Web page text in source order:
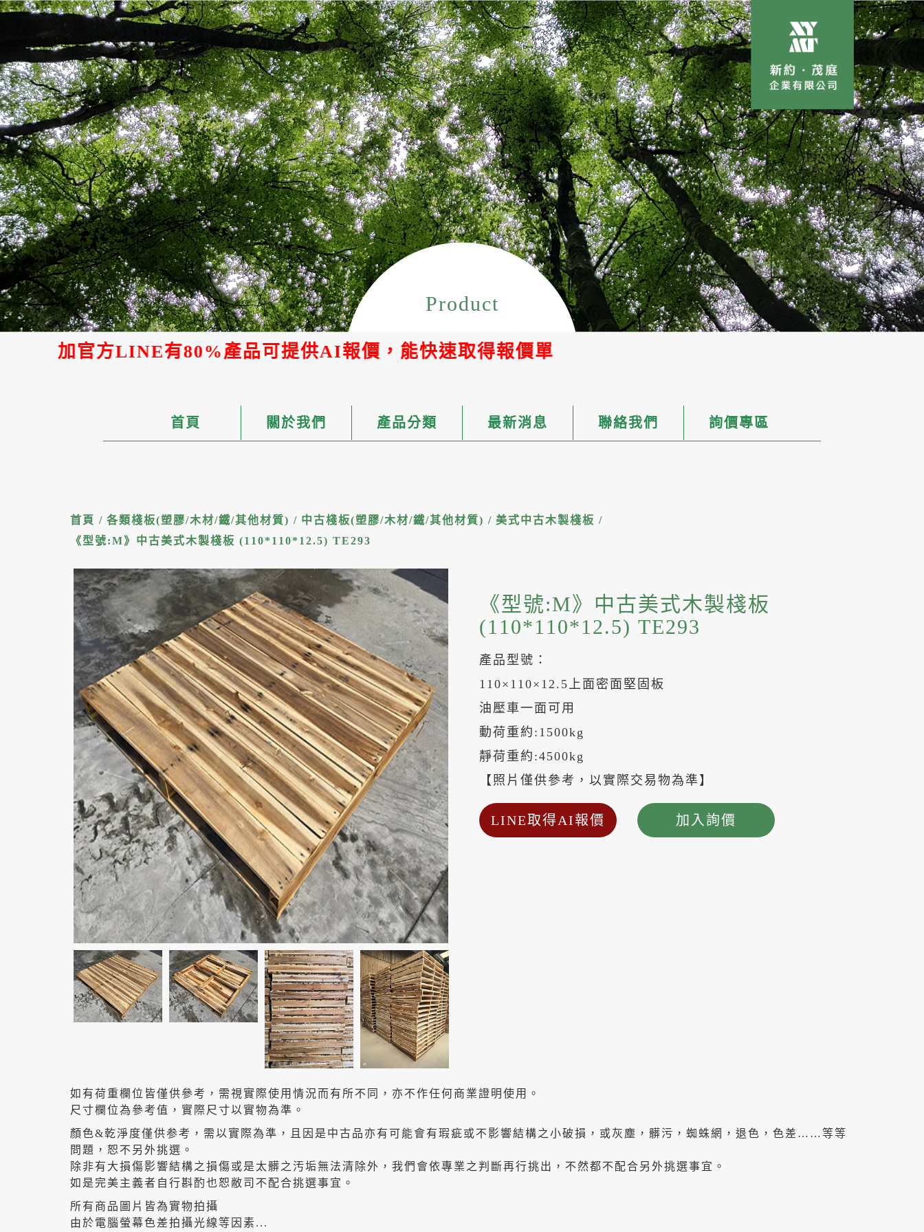
Product
產品可提供AI報價，能快速取得報價單
首頁 關於我們 產品分類 最新消息 聯絡我們 詢價專區
首頁 / 各類棧板(塑膠/木材/鐵/其他材質) / 中古棧板(塑膠/木材/鐵/其他材質) / 美式中古木製棧板 /
《型號:M》中古美式木製棧板 (110*110*12.5) TE293
《型號:M》中古美式木製棧板
(110*110*12.5) TE293
產品型號：
110×110×12.5上面密面堅固板
油壓車一面可用
動荷重約:1500kg
靜荷重約:4500kg
【照片僅供參考，以實際交易物為準】
LINE取得AI報價 加入詢價
如有荷重欄位皆僅供參考，需視實際使用情況而有所不同，亦不作任何商業證明使用。
尺寸欄位為參考值，實際尺寸以實物為準。
顏色&乾淨度僅供参考，需以實際為準，且因是中古品亦有可能會有瑕疵或不影響結構之小破損，或灰塵，髒污，蜘蛛網，退色，色差……等等
問題，恕不另外挑選。
除非有大損傷影響結構之損傷或是太髒之汚垢無法清除外，我們會依專業之判斷再行挑出，不然都不配合另外挑選事宜。
如是完美主義者自行斟酌也恕敝司不配合挑選事宜。
所有商品圖片皆為實物拍攝
由於電腦螢幕色差拍攝光線等因素...